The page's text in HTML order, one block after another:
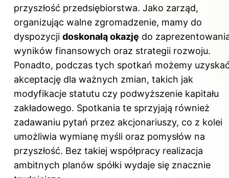
przyszłość przedsiębiorstwa. Jako zarząd,
organizując walne zgromadzenie, mamy do
dyspozycji doskonałą okazję do
wyników finansowych oraz strategii rozwoju.
Ponadto, podczas tych spotkań możemy
akceptację dla ważnych zmian, takich jak
modyfikacje statutu czy podwyższenie kapitału
zakładowego. Spotkania te sprzyjają również
zadawaniu pytań przez akcjonariuszy, co z kolei
umożliwia wymianę myśli oraz pomysłów na
przyszłość. Bez takiej współpracy realizacja
ambitnych planów spółki wydaje się znacznie